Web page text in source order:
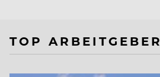
TOP ARBEITGEBER